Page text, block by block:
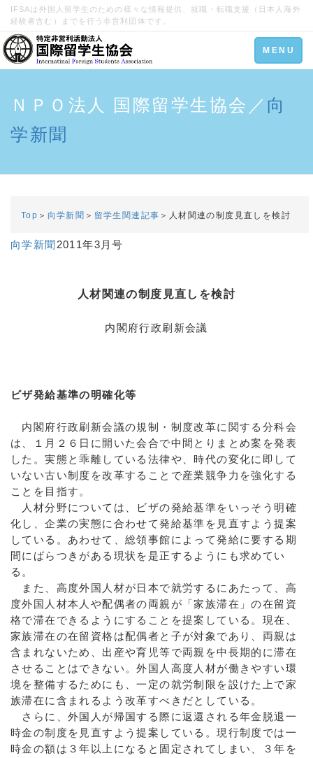
IFSAは外国人留学生のための様々な情報提供、就職・転職支援（日本人海外
経験者含む）までを行う非営利団体です。
Toggle
navigation
MENU
ＮＰＯ法人 国際留学生協会／ 向
学新聞
Top ＞ 向学新聞 ＞ 留学生関連記事 ＞人材関連の制度見直しを検討
向学新聞 2011年3月号
人材関連の制度見直しを検討
内閣府行政刷新会議
ビザ発給基準の明確化等
内閣府行政刷新会議の規制・制度改革に関する分科会
は、１月２６日に開いた会合で中間とりまとめ案を発表
した。実態と乖離している法律や、時代の変化に即して
いない古い制度を改革することで産業競争力を強化する
ことを目指す。
人材分野については、ビザの発給基準をいっそう明確
化し、企業の実態に合わせて発給基準を見直すよう提案
している。あわせて、総領事館によって発給に要する期
間にばらつきがある現状を是正するようにも求めてい
る。
また、高度外国人材が日本で就労するにあたって、高
度外国人材本人や配偶者の両親が「家族滞在」の在留資
格で滞在できるようにすることを提案している。現在、
家族滞在の在留資格は配偶者と子が対象であり、両親は
含まれないため、出産や育児等で両親を中長期的に滞在
させることはできない。外国人高度人材が働きやすい環
境を整備するためにも、一定の就労制限を設けた上で家
族滞在に含まれるよう改革すべきだとしている。
さらに、外国人が帰国する際に返還される年金脱退一
時金の制度を見直すよう提案している。現行制度では一
時金の額は３年以上になると固定されてしまい、３年を